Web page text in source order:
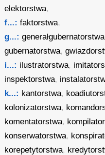
elektorstwa,
f...: faktorstwa,
g...: generałgubernatorstwa
gubernatorstwa,
i...: ilustratorstwa,
inspektorstwa,
k...: kantorstwa,
kolonizatorstwa,
komentatorstwa,
konserwatorstwa,
korepetytorstwa,